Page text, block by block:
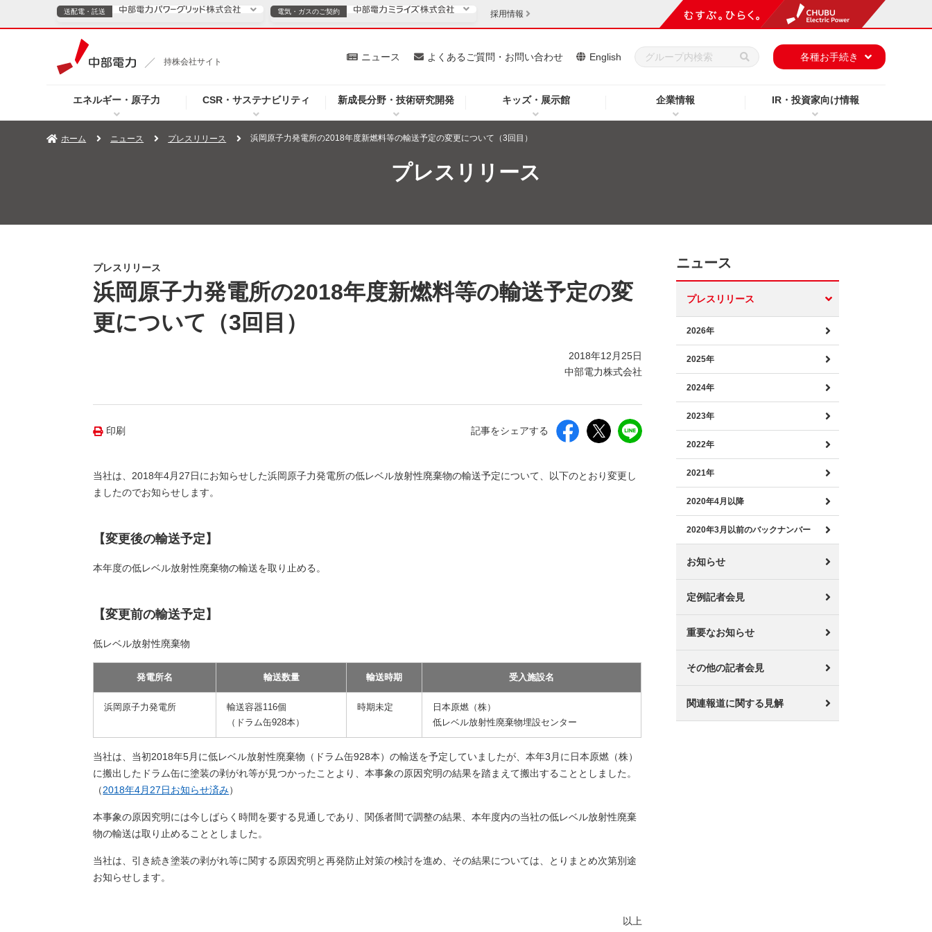
持株会社サイト
エネルギー・原子力 CSR・サステナビリティ 新成長分野・技術研究開発 キッズ・展示館 企業情報 IR・投資家向け情報
ニュース よくあるご質問・お問い合わせ English 各種お手続き
送配電・託送
TOPページへ ご案内 安定供給
企業情報
ニュース（新しいウィンドウを開きます）
よくあるご質問・お問い合わせ （新しいウィンドウを開きます）
電気・ガスのご契約
電気・ガスのご契約
TOPページへ 個人のお客さま 法人のお客さま
採用情報
ホーム ニュース プレスリリース 浜岡原子力発電所の2018年度新燃料等の輸送予定の変更について（3回目）
プレスリリース
プレスリリース
浜岡原子力発電所の2018年度新燃料等の輸送予定の変
更について（3回目）
2018年12月25日
中部電力株式会社
印刷 記事をシェアする
当社は、2018年4月27日にお知らせした浜岡原子力発電所の低レベル放射性廃棄物の輸送予定について、以下のとおり変更し
ましたのでお知らせします。
【変更後の輸送予定】
本年度の低レベル放射性廃棄物の輸送を取り止める。
【変更前の輸送予定】
低レベル放射性廃棄物
発電所名 輸送数量 輸送時期 受入施設名
浜岡原子力発電所
輸送容器116個
（ドラム缶928本）
時期未定
日本原燃（株）
低レベル放射性廃棄物埋設センター
当社は、当初2018年5月に低レベル放射性廃棄物（ドラム缶928本）の輸送を予定していましたが、本年3月に日本原燃（株）
に搬出したドラム缶に塗装の剥がれ等が見つかったことより、本事象の原因究明の結果を踏まえて搬出することとしました。
（2018年4月27日お知らせ済み）
本事象の原因究明には今しばらく時間を要する見通しであり、関係者間で調整の結果、本年度内の当社の低レベル放射性廃棄
物の輸送は取り止めることとしました。
当社は、引き続き塗装の剥がれ等に関する原因究明と再発防止対策の検討を進め、その結果については、とりまとめ次第別途
お知らせします。
以上
ニュース
プレスリリース
2026年
2025年
2024年
2023年
2022年
2021年
2020年4月以降
2020年3月以前のバックナンバー
お知らせ
定例記者会見
重要なお知らせ
その他の記者会見
関連報道に関する見解